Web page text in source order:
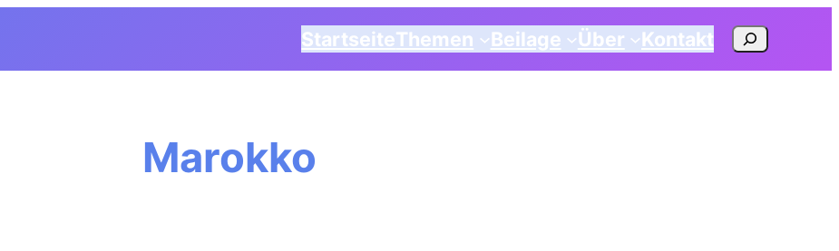
StartseiteThemen Beilage Über Kontakt Suchen
Marokko